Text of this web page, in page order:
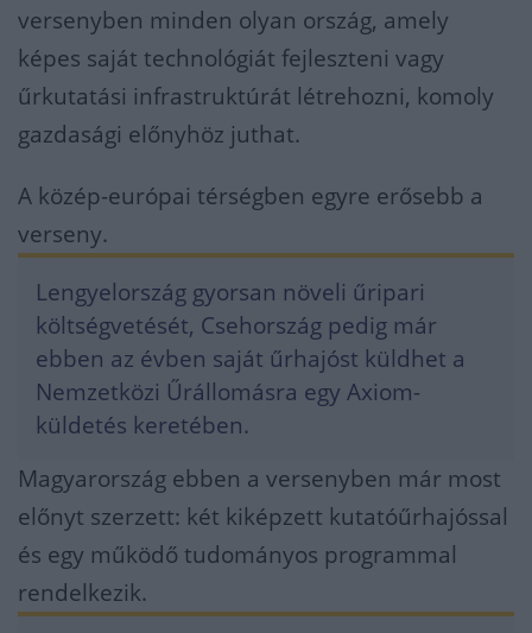
versenyben minden olyan ország, amely
képes saját technológiát fejleszteni vagy
űrkutatási infrastruktúrát létrehozni, komoly
gazdasági előnyhöz juthat.
A közép-európai térségben egyre erősebb a
verseny.
Lengyelország gyorsan növeli űripari
költségvetését, Csehország pedig már
ebben az évben saját űrhajóst küldhet a
Nemzetközi Űrállomásra egy Axiom-
küldetés keretében.
Magyarország ebben a versenyben már most
előnyt szerzett: két kiképzett kutatóűrhajóssal
és egy működő tudományos programmal
rendelkezik.